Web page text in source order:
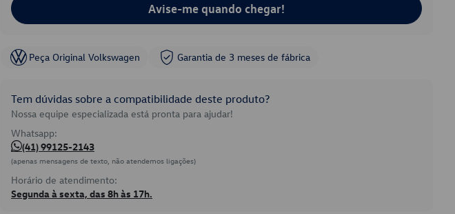
Avise-me quando chegar!
Peça Original Volkswagen Garantia de 3 meses de fábrica
Tem dúvidas sobre a compatibilidade deste produto?
Nossa equipe especializada está pronta para ajudar!
Whatsapp:
(41) 99125-2143
(apenas mensagens de texto, não atendemos ligações)
Horário de atendimento:
Segunda à sexta, das 8h às 17h.